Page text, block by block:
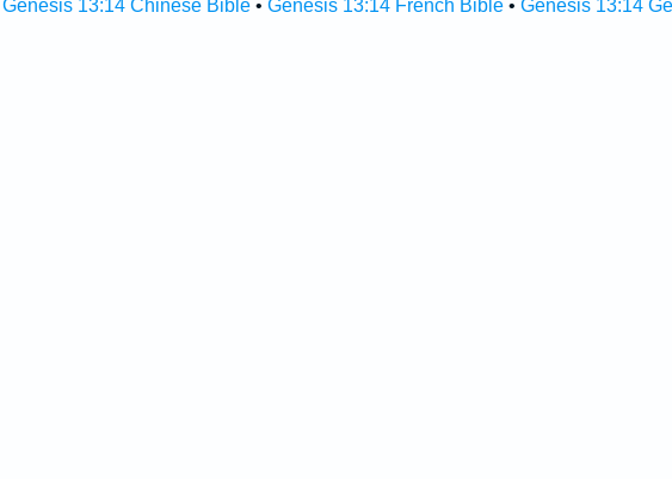
Genesis 13:14 Chinese Bible• Genesis 13:14 French Bible• Genesis 13:14